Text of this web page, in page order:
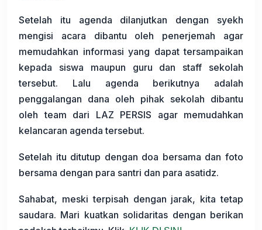
Setelah itu agenda dilanjutkan dengan syekh
mengisi acara dibantu oleh penerjemah agar
memudahkan informasi yang dapat tersampaikan
kepada siswa maupun guru dan staff sekolah
tersebut. Lalu agenda berikutnya adalah
penggalangan dana oleh pihak sekolah dibantu
oleh team dari LAZ PERSIS agar memudahkan
kelancaran agenda tersebut.
Setelah itu ditutup dengan doa bersama dan foto
bersama dengan para santri dan para asatidz.
Sahabat, meski terpisah dengan jarak, kita tetap
saudara. Mari kuatkan solidaritas dengan berikan